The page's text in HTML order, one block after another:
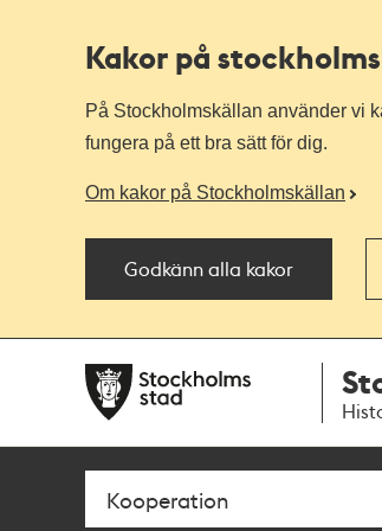
Kakor på
På Stockholmskällan använder vi
fungera på ett bra sätt för dig.
Om kakor på Stockholmskällan
Godkänn alla kakor
navigationen
huvudinnehållet
Sök